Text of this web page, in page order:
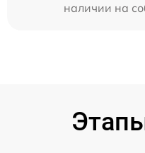
наличии на